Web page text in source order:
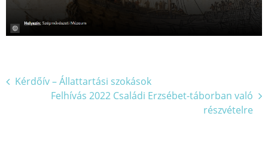
Bejegyzés
navigáció
Kérdőív – Állattartási szokások
Felhívás 2022 Családi Erzsébet-táborban való
részvételre